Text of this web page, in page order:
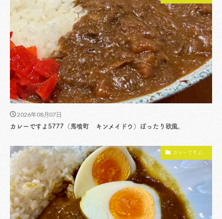
2026年08月07日
カレーですよ5777（馬喰町 キンメイドウ）ぽったり欧風。
カレーですよ。